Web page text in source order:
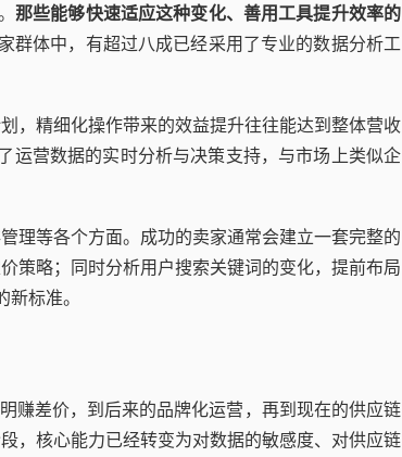
那些能够快速适应这种变化、善用工具提升效率的
群体中，有超过八成已经采用了专业的数据分析工
，精细化操作带来的效益提升往往能达到整体营收
运营数据的实时分析与决策支持，与市场上类似企
理等各个方面。成功的卖家通常会建立一套完整的
策略；同时分析用户搜索关键词的变化，提前布局
标准。
赚差价，到后来的品牌化运营，再到现在的供应链
，核心能力已经转变为对数据的敏感度、对供应链